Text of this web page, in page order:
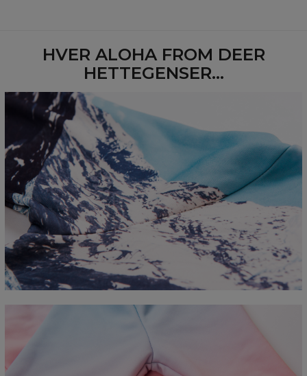
Measured flat
CM
XS S M L XL 2XL 3XL
4XL
A - Length
67 68 69 70 71 73 75
78
B - Chest width
50 56 58 60 63
66
C - Sleeve length
63 64 66 67 68 69
HVER ALOHA FROM DEER
HETTEGENSER...